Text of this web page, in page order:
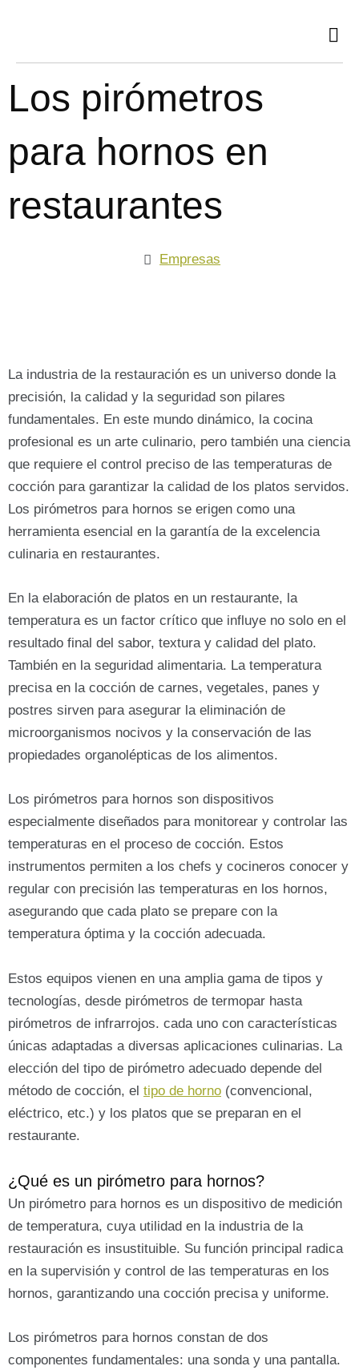
Los pirómetros
para hornos en
restaurantes
Empresas
La industria de la restauración es un universo donde la
precisión, la calidad y la seguridad son pilares
fundamentales. En este mundo dinámico, la cocina
profesional es un arte culinario, pero también una ciencia
que requiere el control preciso de las temperaturas de
cocción para garantizar la calidad de los platos servidos.
Los pirómetros para hornos se erigen como una
herramienta esencial en la garantía de la excelencia
culinaria en restaurantes.
En la elaboración de platos en un restaurante, la
temperatura es un factor crítico que influye no solo en el
resultado final del sabor, textura y calidad del plato.
También en la seguridad alimentaria. La temperatura
precisa en la cocción de carnes, vegetales, panes y
postres sirven para asegurar la eliminación de
microorganismos nocivos y la conservación de las
propiedades organolépticas de los alimentos.
Los pirómetros para hornos son dispositivos
especialmente diseñados para monitorear y controlar las
temperaturas en el proceso de cocción. Estos
instrumentos permiten a los chefs y cocineros conocer y
regular con precisión las temperaturas en los hornos,
asegurando que cada plato se prepare con la
temperatura óptima y la cocción adecuada.
Estos equipos vienen en una amplia gama de tipos y
tecnologías, desde pirómetros de termopar hasta
pirómetros de infrarrojos. cada uno con características
únicas adaptadas a diversas aplicaciones culinarias. La
elección del tipo de pirómetro adecuado depende del
método de cocción, el tipo de horno (convencional,
eléctrico, etc.) y los platos que se preparan en el
restaurante.
¿Qué es un pirómetro para hornos?
Un pirómetro para hornos es un dispositivo de medición
de temperatura, cuya utilidad en la industria de la
restauración es insustituible. Su función principal radica
en la supervisión y control de las temperaturas en los
hornos, garantizando una cocción precisa y uniforme.
Los pirómetros para hornos constan de dos
componentes fundamentales: una sonda y una pantalla.